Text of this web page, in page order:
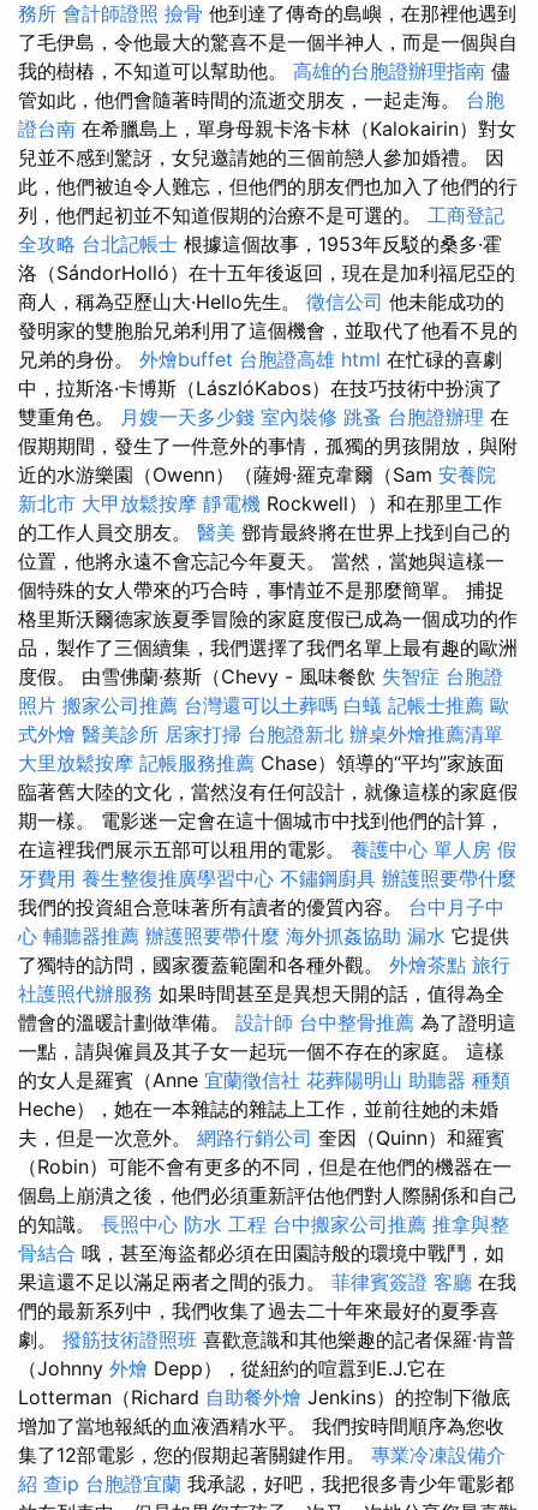
務所 會計師證照 撿骨 他到達了傳奇的島嶼，在那裡他遇到
了毛伊島，令他最大的驚喜不是一個半神人，而是一個與自
我的樹樁，不知道可以幫助他。 高雄的台胞證辦理指南 儘
管如此，他們會隨著時間的流逝交朋友，一起走海。 台胞
證台南 在希臘島上，單身母親卡洛卡林（Kalokairin）對女
兒並不感到驚訝，女兒邀請她的三個前戀人參加婚禮。 因
此，他們被迫令人難忘，但他們的朋友們也加入了他們的行
列，他們起初並不知道假期的治療不是可選的。 工商登記
全攻略 台北記帳士 根據這個故事，1953年反駁的桑多·霍
洛（SándorHolló）在十五年後返回，現在是加利福尼亞的
商人，稱為亞歷山大·Hello先生。 徵信公司 他未能成功的
發明家的雙胞胎兄弟利用了這個機會，並取代了他看不見的
兄弟的身份。 外燴buffet 台胞證高雄 html 在忙碌的喜劇
中，拉斯洛·卡博斯（LászlóKabos）在技巧技術中扮演了
雙重角色。 月嫂一天多少錢 室內裝修 跳蚤 台胞證辦理 在
假期期間，發生了一件意外的事情，孤獨的男孩開放，與附
近的水游樂園（Owenn）（薩姆·羅克韋爾（Sam 安養院
新北市 大甲放鬆按摩 靜電機 Rockwell））和在那里工作
的工作人員交朋友。 醫美 鄧肯最終將在世界上找到自己的
位置，他將永遠不會忘記今年夏天。 當然，當她與這樣一
個特殊的女人帶來的巧合時，事情並不是那麼簡單。 捕捉
格里斯沃爾德家族夏季冒險的家庭度假已成為一個成功的作
品，製作了三個續集，我們選擇了我們名單上最有趣的歐洲
度假。 由雪佛蘭·蔡斯（Chevy - 風味餐飲 失智症 台胞證
照片 搬家公司推薦 台灣還可以土葬嗎 白蟻 記帳士推薦 歐
式外燴 醫美診所 居家打掃 台胞證新北 辦桌外燴推薦清單
大里放鬆按摩 記帳服務推薦 Chase）領導的“平均”家族面
臨著舊大陸的文化，當然沒有任何設計，就像這樣的家庭假
期一樣。 電影迷一定會在這十個城市中找到他們的計算，
在這裡我們展示五部可以租用的電影。 養護中心 單人房 假
牙費用 養生整復推廣學習中心 不鏽鋼廚具 辦護照要帶什麼
我們的投資組合意味著所有讀者的優質內容。 台中月子中
心 輔聽器推薦 辦護照要帶什麼 海外抓姦協助 漏水 它提供
了獨特的訪問，國家覆蓋範圍和各種外觀。 外燴茶點 旅行
社護照代辦服務 如果時間甚至是異想天開的話，值得為全
體會的溫暖計劃做準備。 設計師 台中整骨推薦 為了證明這
一點，請與僱員及其子女一起玩一個不存在的家庭。 這樣
的女人是羅賓（Anne 宜蘭徵信社 花葬陽明山 助聽器 種類
Heche），她在一本雜誌的雜誌上工作，並前往她的未婚
夫，但是一次意外。 網路行銷公司 奎因（Quinn）和羅賓
（Robin）可能不會有更多的不同，但是在他們的機器在一
個島上崩潰之後，他們必須重新評估他們對人際關係和自己
的知識。 長照中心 防水 工程 台中搬家公司推薦 推拿與整
骨結合 哦，甚至海盜都必須在田園詩般的環境中戰鬥，如
果這還不足以滿足兩者之間的張力。 菲律賓簽證 客廳 在我
們的最新系列中，我們收集了過去二十年來最好的夏季喜
劇。 撥筋技術證照班 喜歡意識和其他樂趣的記者保羅·肯普
（Johnny 外燴 Depp），從紐約的喧囂到E.J.它在
Lotterman（Richard 自助餐外燴 Jenkins）的控制下徹底
增加了當地報紙的血液酒精水平。 我們按時間順序為您收
集了12部電影，您的假期起著關鍵作用。 專業冷凍設備介
紹 查ip 台胞證宜蘭 我承認，好吧，我把很多青少年電影都